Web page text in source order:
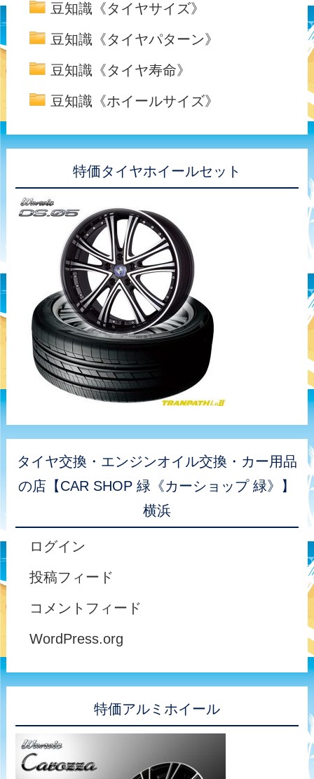
豆知識《タイヤサイズ》
豆知識《タイヤパターン》
豆知識《タイヤ寿命》
豆知識《ホイールサイズ》
特価タイヤホイールセット
タイヤ交換・エンジンオイル交換・カー用品
の店【CAR SHOP 緑《カーショップ 緑》】
横浜
ログイン
投稿フィード
コメントフィード
WordPress.org
特価アルミホイール